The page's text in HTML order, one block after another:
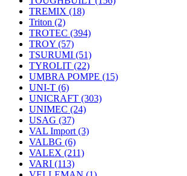
TREMIX (18)
Triton (2)
TROTEC (394)
TROY (57)
TSURUMI (51)
TYROLIT (22)
UMBRA POMPE (15)
UNI-T (6)
UNICRAFT (303)
UNIMEC (24)
USAG (37)
VAL Import (3)
VALBG (6)
VALEX (211)
VARI (113)